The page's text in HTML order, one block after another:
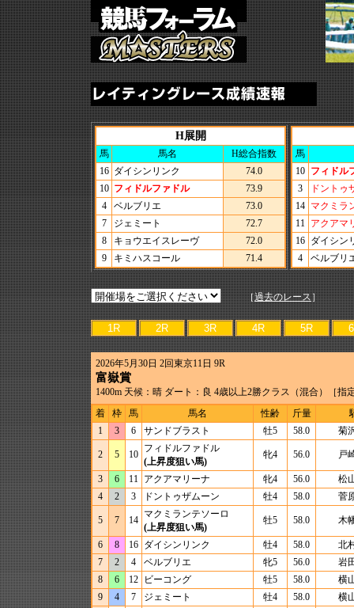
H展開
馬 馬名
H総合指数
16 ダイシンリンク
74.0
10 フィドルファドル
73.9
4
ベルブリエ
73.0
7
ジェミート
72.7
8
キョウエイスレーヴ
72.0
9
キミハスコール 71.4
馬
10 フィドル
3
ドントゥ
14 マクミラ
11 アクアマ
16 ダイシン
4
ベルブリ
［過去のレース］
2026年5月30日 2回東京11日 9R
富嶽賞
1400m 天候：晴 ダート：良 4歳以上2勝クラス（混合）［指
着
枠 馬 馬名 性齢 斤量
1
3 6 サンドブラスト 牡5 58.0 菊
2 5 10
フィドルファドル
(上昇度狙い馬)
牝4 56.0 戸
3 6 11 アクアマリーナ 牝4 56.0
松
4
2 3 ドントゥザムーン 牡4 58.0 菅
5 7 14
マクミランテソーロ
(上昇度狙い馬)
牡5 58.0 木
6 8 16 ダイシンリンク 牡4 58.0
北
7
2 4 ベルブリエ 牝5 56.0
岩
8
6 12 ビーコング 牡5 58.0
横
9
4 7 ジェミート 牡4 58.0
横